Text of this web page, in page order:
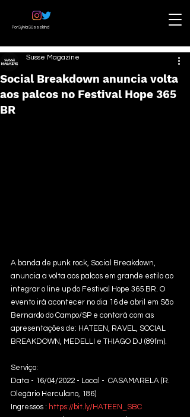
Por Sylvia Süssekind
Social Breakdown anuncia volta
aos palcos no Festival Hope 365
BR
Susse Magazine
A banda de punk rock, Social Breakdown,
anuncia a volta aos palcos em grande estilo ao
integrar o line up do Festival Hope 365 BR. O
evento irá acontecer no dia 16 de abril em São
Bernardo do Campo/SP e contará com as
apresentações de: HATEEN, RAVEL, SOCIAL
BREAKDOWN, MEDELLI e THIAGO DJ (89fm).
Serviço:
Data - 16/04/2022 - Local -  CASAMARELA (R.
Olegário Herculano, 186)
Ingressos : https://bit.ly/HATEEN_SBC